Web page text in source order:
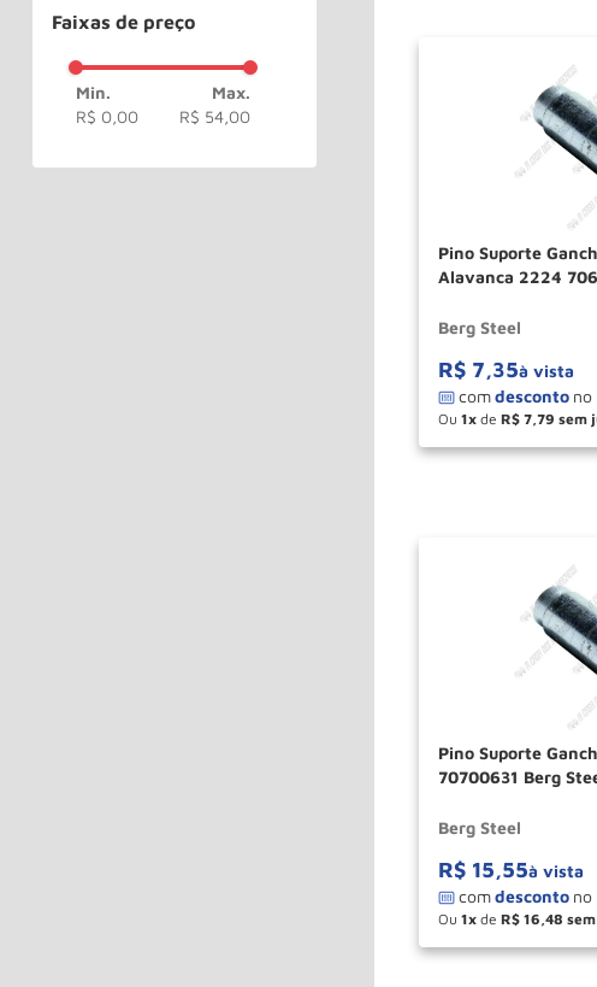
Faixas de preço
R$ 0,00 R$ 54,00
Pino Suporte
Alavanca 2224
Berg Steel
R$ 7,35à vista
Ou 1 de R$ 7, 79
＋
－
Pino Suporte
70700631 Berg
Berg Steel
R$ 15,55à vista
Ou 1 de R$ 16 48
＋
－